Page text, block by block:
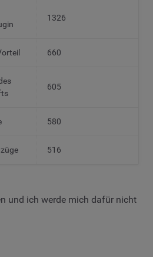
1326
660
605
580
516
und ich werde mich dafür nicht